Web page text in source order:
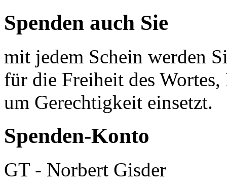
Spenden auch Sie
mit jedem Schein werden
für die Freiheit des
um Gerechtigkeit einsetzt.
Spenden-Konto
GT - Norbert Gisder